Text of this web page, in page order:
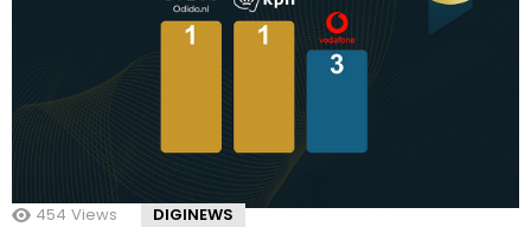
454 Views DIGINEWS